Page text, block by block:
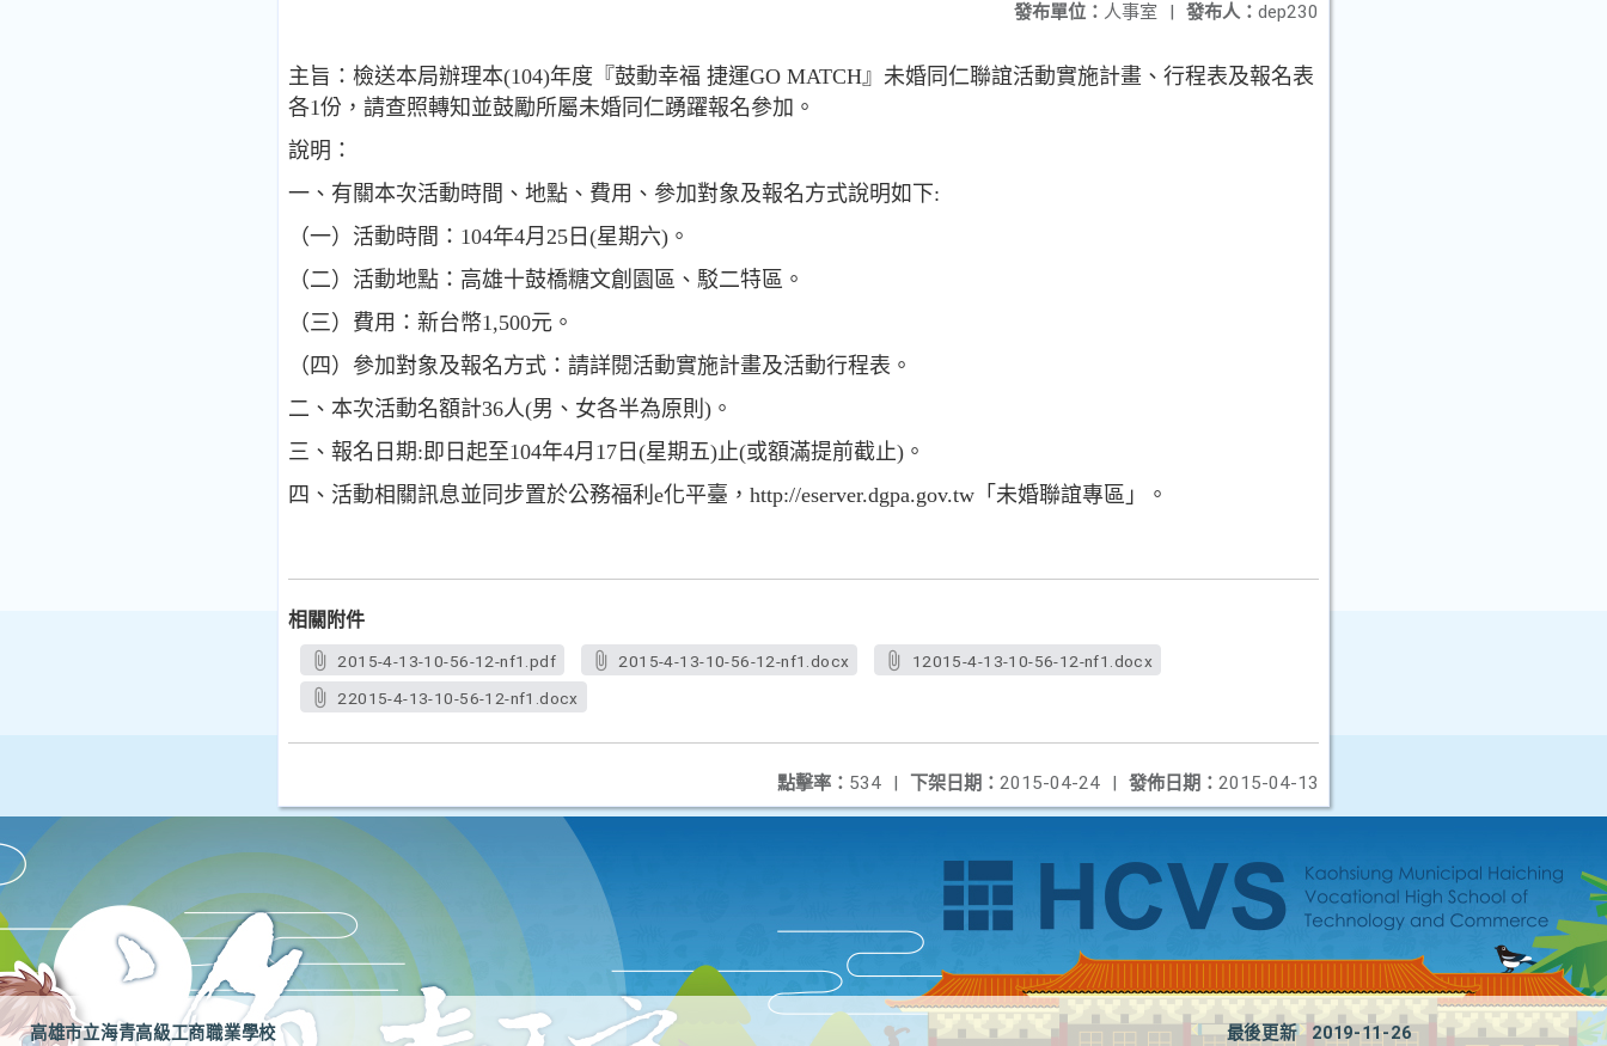
發布人： dep230
發布單位： 人事室 |
主旨：檢送本局辦理本(104)年度『鼓動幸福 捷運GO MATCH』未婚同仁聯誼活動實施計畫、行程表及報名表
各1份，請查照轉知並鼓勵所屬未婚同仁踴躍報名參加。
說明：
一、有關本次活動時間、地點、費用、參加對象及報名方式說明如下:
（一）活動時間：104年4月25日(星期六)。
（二）活動地點：高雄十鼓橋糖文創園區、駁二特區。
（三）費用：新台幣1,500元。
（四）參加對象及報名方式：請詳閱活動實施計畫及活動行程表。
二、本次活動名額計36人(男、女各半為原則)。
三、報名日期:即日起至104年4月17日(星期五)止(或額滿提前截止)。
四、活動相關訊息並同步置於公務福利e化平臺，http://eserver.dgpa.gov.tw「未婚聯誼專區」。
相關附件
2015-4-13-10-56-12-nf1.pdf 2015-4-13-10-56-12-nf1.docx
12015-4-13-10-56-12-nf1.docx
22015-4-13-10-56-12-nf1.docx
發佈日期： 2015-04-13
下架日期： 2015-04-24 |
點擊率： 534 |
高雄市立海青高級工商職業學校 最後更新 2019-11-26